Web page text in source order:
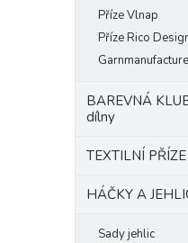
Příze Vlnap
Příze Rico
Garnmanufacture
BAREVNÁ
dílny
TEXTILNÍ
HÁČKY A
Sady jehlic